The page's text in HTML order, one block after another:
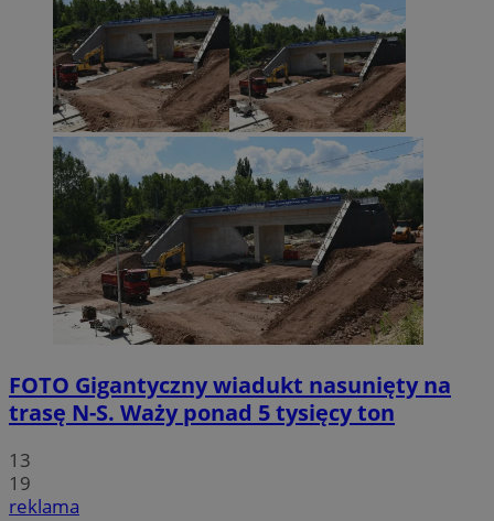
FOTO Gigantyczny wiadukt nasunięty na
trasę N-S. Waży ponad 5 tysięcy ton
13
19
reklama